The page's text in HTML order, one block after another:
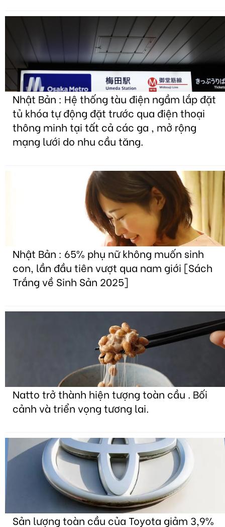
Nhật Bản : Hệ thống tàu điện ngầm lắp đặt
tủ khóa tự động đặt trước qua điện thoại
thông minh tại tất cả các ga , mở rộng
mạng lưới do nhu cầu tăng.
Nhật Bản : 65% phụ nữ không muốn sinh
con, lần đầu tiên vượt qua nam giới [Sách
Trắng về Sinh Sản 2025]
Natto trở thành hiện tượng toàn cầu . Bối
cảnh và triển vọng tương lai.
Sản lượng toàn cầu của Toyota giảm 3,9%